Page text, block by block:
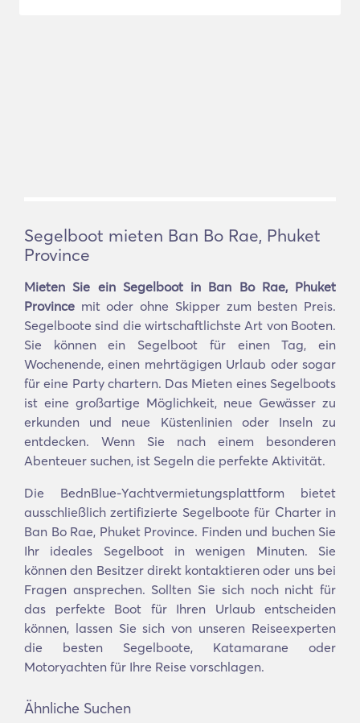
Segelboot mieten Ban Bo Rae, Phuket
Province
Mieten Sie ein Segelboot in Ban Bo Rae, Phuket
Province mit oder ohne Skipper zum besten Preis.
Segelboote sind die wirtschaftlichste Art von Booten.
Sie können ein Segelboot für einen Tag, ein
Wochenende, einen mehrtägigen Urlaub oder sogar
für eine Party chartern. Das Mieten eines Segelboots
ist eine großartige Möglichkeit, neue Gewässer zu
erkunden und neue Küstenlinien oder Inseln zu
entdecken. Wenn Sie nach einem besonderen
Abenteuer suchen, ist Segeln die perfekte Aktivität.
Die BednBlue-Yachtvermietungsplattform bietet
ausschließlich zertifizierte Segelboote für Charter in
Ban Bo Rae, Phuket Province. Finden und buchen Sie
Ihr ideales Segelboot in wenigen Minuten. Sie
können den Besitzer direkt kontaktieren oder uns bei
Fragen ansprechen. Sollten Sie sich noch nicht für
das perfekte Boot für Ihren Urlaub entscheiden
können, lassen Sie sich von unseren Reiseexperten
die besten Segelboote, Katamarane oder
Motoryachten für Ihre Reise vorschlagen.
Ähnliche Suchen